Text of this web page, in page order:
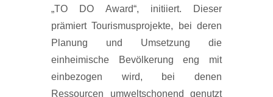
„TO DO Award“, initiiert. Dieser
prämiert Tourismusprojekte, bei deren
Planung und Umsetzung die
einheimische Bevölkerung eng mit
einbezogen wird, bei denen
Ressourcen umweltschonend genutzt